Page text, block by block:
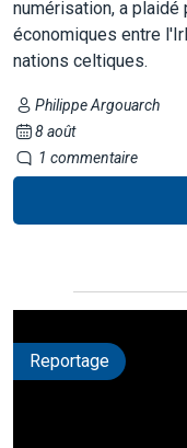
numérisation, a
économiques entre
nations celtiques.
Philippe Argouarch
8 août
1 commentaire
Reportage